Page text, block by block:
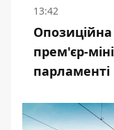
13:42
прем'єр-
парламенті